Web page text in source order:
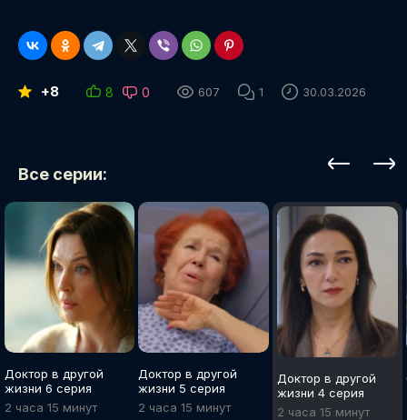
+8 8 0 607 1 30.03.2026
Все серии:
Доктор в другой
жизни 6 серия
2 часа 15 минут
Доктор в другой
жизни 5 серия
2 часа 15 минут
Доктор в другой
жизни 4 серия
2 часа 15 минут